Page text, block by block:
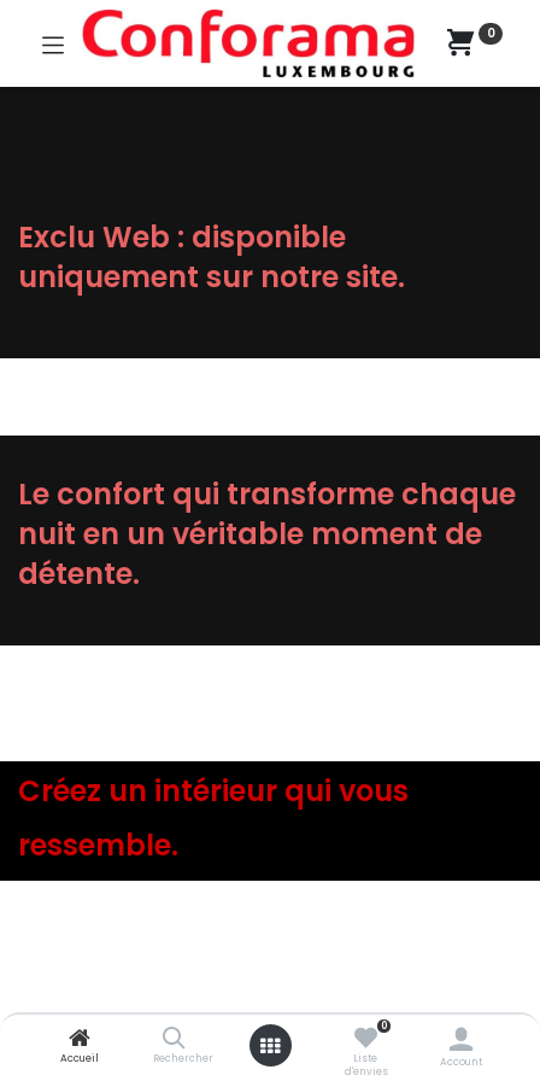
Accueil Rechercher
0
Liste
d'envies
Account
0
Exclu Web : disponible
uniquement sur notre site.
Le confort qui transforme chaque
nuit en un véritable moment de
détente.
Créez un intérieur qui vous
ressemble.